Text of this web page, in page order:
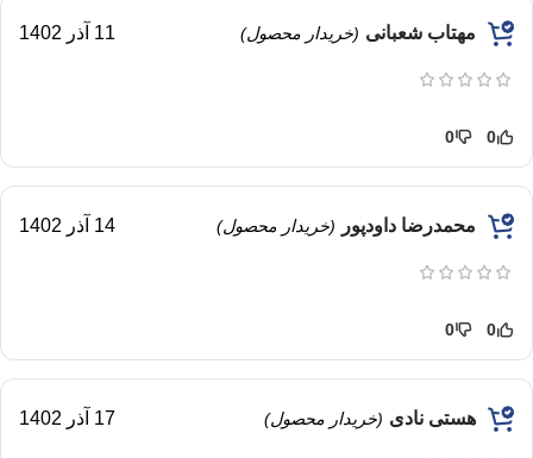
مهتاب شعبانی (خریدار محصول) 11 آذر 1402
0
0
محمدرضا داودپور (خریدار محصول) 14 آذر 1402
0
0
هستی نادی (خریدار محصول) 17 آذر 1402